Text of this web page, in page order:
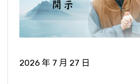
2026 年 7 月 27 日